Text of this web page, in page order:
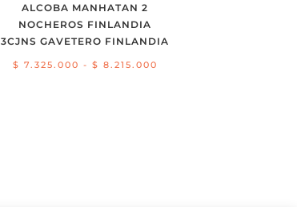
ALCOBA MANHATAN 2
NOCHEROS FINLANDIA
3CJNS GAVETERO FINLANDIA
$ 7.325.000 - $ 8.215.000